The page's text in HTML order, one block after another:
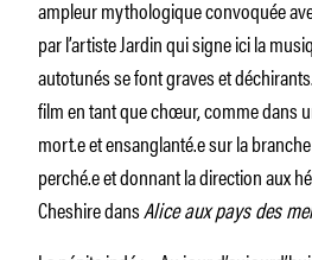
ampleur mythologique convoquée
par l’artiste Jardin qui signe ici la
autotunés se font graves et
film en tant que chœur, comme dans
mort.e et ensanglanté.e sur la
perché.e et donnant la direction aux
Cheshire dansAlice aux pays des